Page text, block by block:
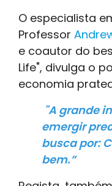
O especialista
Professor
e coautor do
Life", divulga o
economia
"A grande
emergir
busca por:
bem.”